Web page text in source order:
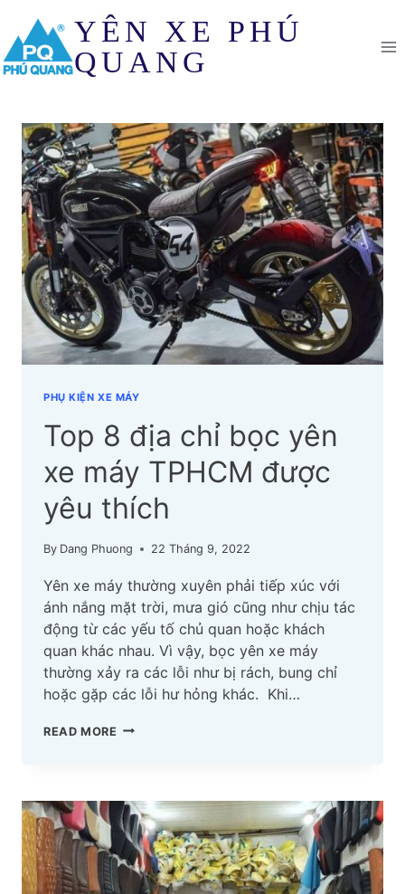
content
YÊN XE PHÚ
QUANG
PHỤ KIỆN XE MÁY
Top 8 địa chỉ bọc yên
xe máy TPHCM được
yêu thích
By Dang Phuong 22 Tháng 9, 2022
Yên xe máy thường xuyên phải tiếp xúc với
ánh nắng mặt trời, mưa gió cũng như chịu tác
động từ các yếu tố chủ quan hoặc khách
quan khác nhau. Vì vậy, bọc yên xe máy
thường xảy ra các lỗi như bị rách, bung chỉ
hoặc gặp các lỗi hư hỏng khác. Khi…
READ MORE TOP
BỌC
YÊN
XE
MÁY